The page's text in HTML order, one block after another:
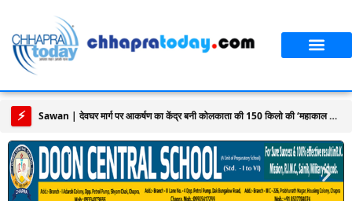
⚡ Sawan | देवघर मार्ग पर आकर्षण का केंद्र बनी कोलकाता की 150 किलो की ‘महाकाल कांवड़’, उमड़ रही भारी भीड़